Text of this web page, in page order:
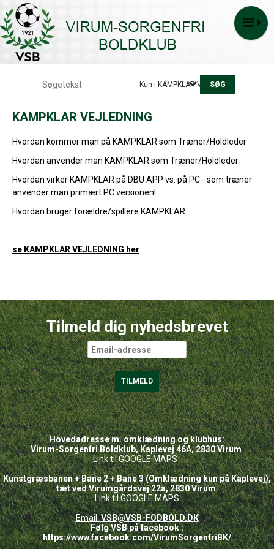
Kun i KAMPKLAR VEJLEDNING
KAMPKLAR VEJLEDNING
Hvordan kommer man på KAMPKLAR som Træner/Holdleder
Hvordan anvender man KAMPKLAR som Træner/Holdleder
Hvordan virker KAMPKLAR på DBU APP vs. på PC - som træner
anvender man primært PC versionen!
Hvordan bruger forældre/spillere KAMPKLAR
se KAMPKLAR VEJLEDNING her
Tilmeld dig nyhedsbrevet
Hovedadresse m. omklædning og klubhus:
Virum-Sorgenfri Boldklub, Kaplevej 46A, 2830 Virum.
Link til GOOGLEMAPS
Kunstgræsbanen + Bane 2 + Bane 3 (Omklædning kun på Kaplevej),
tæt ved Virumgårdsvej 22a, 2830 Virum.
Link til GOOGLE MAPS
Email:VSB@VSB-FODBOLD.DK
Følg VSB på facebook :
https://www.facebook.com/VirumSorgenfriBK/